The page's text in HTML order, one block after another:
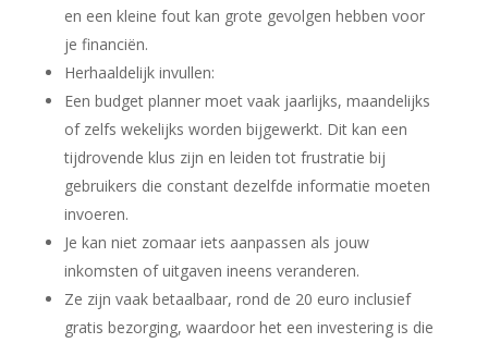
en een kleine fout kan grote gevolgen hebben voor
je financiën.
Herhaaldelijk invullen:
Een budget planner moet vaak jaarlijks, maandelijks
of zelfs wekelijks worden bijgewerkt. Dit kan een
tijdrovende klus zijn en leiden tot frustratie bij
gebruikers die constant dezelfde informatie moeten
invoeren.
Je kan niet zomaar iets aanpassen als jouw
inkomsten of uitgaven ineens veranderen.
Ze zijn vaak betaalbaar, rond de 20 euro inclusief
gratis bezorging, waardoor het een investering is die